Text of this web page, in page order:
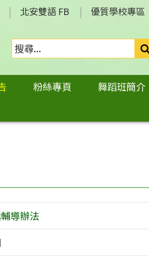
北安雙語 FB 優質學校專區
粉絲專頁 舞蹈班簡介
導辦法